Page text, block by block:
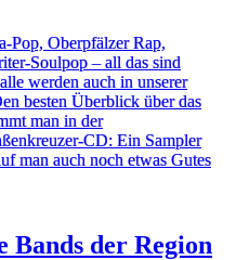
Pop, Oberpfälzer Rap,
Soulpop – all das sind
werden auch in unserer
besten Überblick über das
man in der
CD: Ein Sampler
man auch noch etwas Gutes
Bands der Region